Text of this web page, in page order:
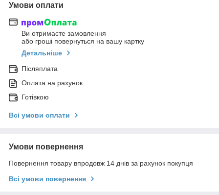
Умови оплати
Ви отримаєте замовлення
або гроші повернуться на вашу картку
Детальніше
Післяплата
Оплата на рахунок
Готівкою
Всі умови оплати
Умови повернення
Повернення товару впродовж 14 днів за рахунок покупця
Всі умови повернення